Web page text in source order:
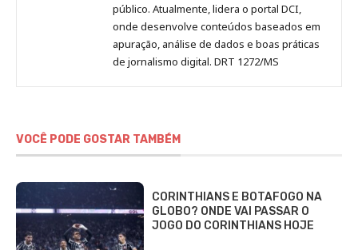
público. Atualmente, lidera o portal DCI,
onde desenvolve conteúdos baseados em
apuração, análise de dados e boas práticas
de jornalismo digital. DRT 1272/MS
VOCÊ PODE GOSTAR TAMBÉM
CORINTHIANS E BOTAFOGO NA
GLOBO? ONDE VAI PASSAR O
JOGO DO CORINTHIANS HOJE